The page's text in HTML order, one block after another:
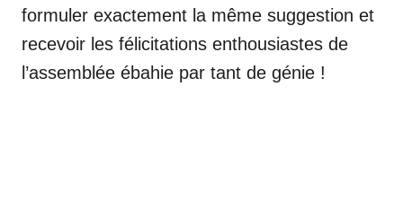
formuler exactement la même suggestion et
recevoir les félicitations enthousiastes de
l’assemblée ébahie par tant de génie !